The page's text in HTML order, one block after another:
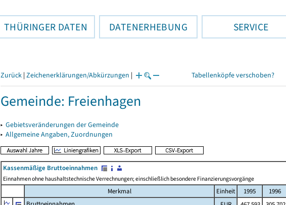
THÜRINGER DATEN DATENERHEBUNG SERVICE
Zurück | Zeichenerklärungen/Abkürzungen | Tabellenköpfe verschoben?
Gemeinde: Freienhagen
▸ Gebietsveränderungen der Gemeinde
▸ Allgemeine Angaben, Zuordnungen
Kassenmäßige Bruttoeinnahmen
Einnahmen ohne haushaltstechnische Verrechnungen; einschließlich besondere Finanzierungsvorgänge
Merkmal Einheit 1995 1996